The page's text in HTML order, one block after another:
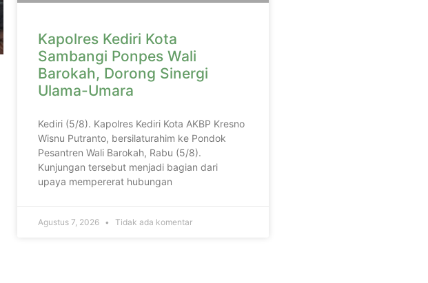
Kapolres Kediri Kota
Sambangi Ponpes Wali
Barokah, Dorong Sinergi
Ulama-Umara
Kediri (5/8). Kapolres Kediri Kota AKBP Kresno
Wisnu Putranto, bersilaturahim ke Pondok
Pesantren Wali Barokah, Rabu (5/8).
Kunjungan tersebut menjadi bagian dari
upaya mempererat hubungan
Agustus 7, 2026 Tidak ada komentar